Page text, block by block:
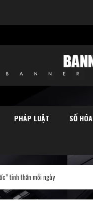
PHÁP LUẬT SỐ HÓA
tinh thần mỗi ngày